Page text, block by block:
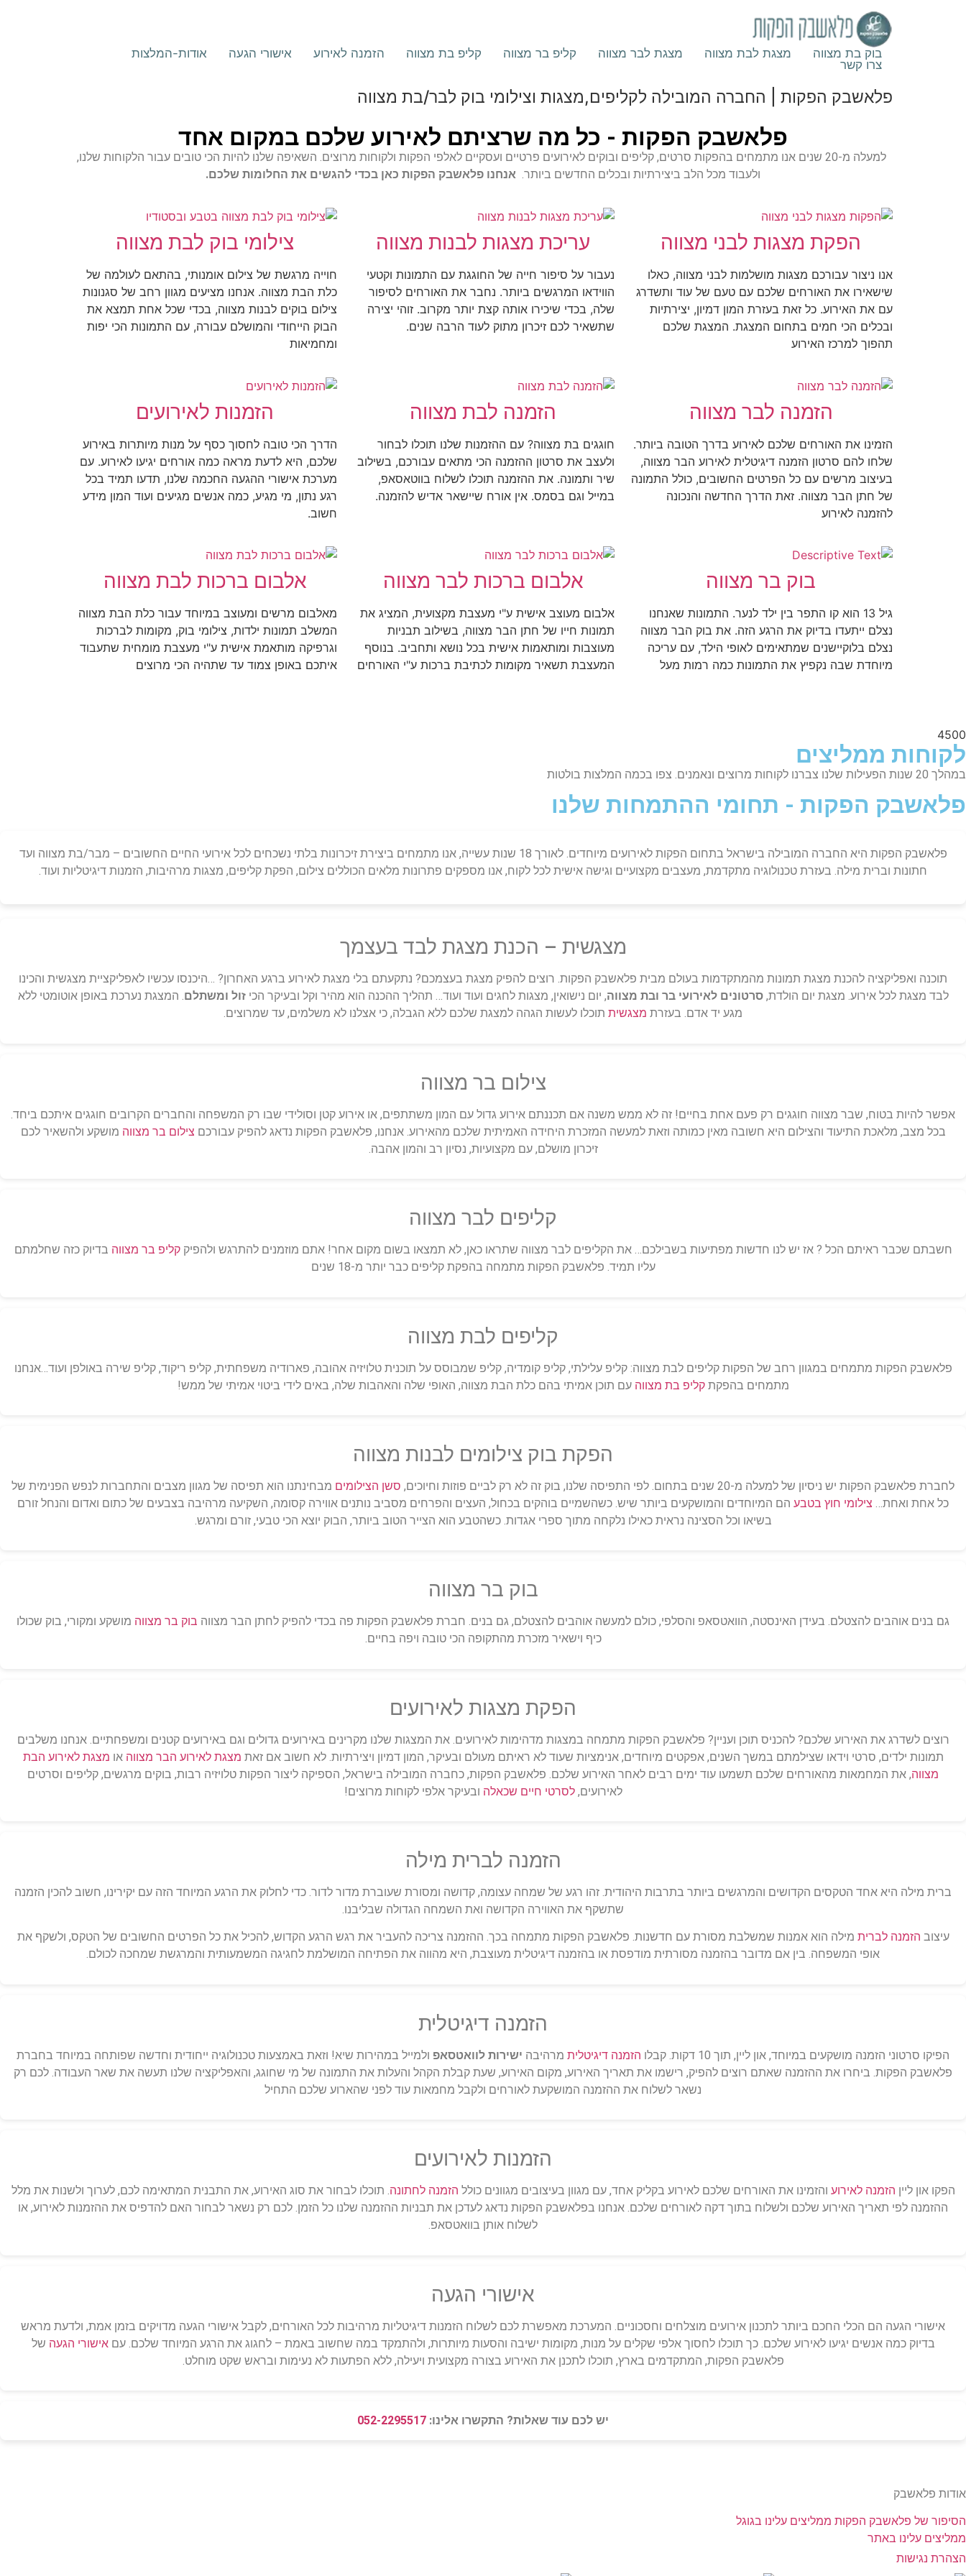
בוק בת מצווה מצגת לבת מצווה מצגת לבר מצווה קליפ בר מצווה קליפ בת מצווה הזמנה לאירוע אישורי הגעה
אודות-המלצות
צרו קשר
פלאשבק הפקות | החברה המובילה לקליפים,מצגות וצילומי בוק לבר/בת מצווה
פלאשבק הפקות - כל מה שרציתם לאירוע שלכם במקום אחד
למעלה מ-20 שנים אנו מתמחים בהפקות סרטים, קליפים ובוקים לאירועים פרטיים ועסקיים לאלפי הפקות ולקוחות מרוצים. השאיפה שלנו להיות הכי טובים עבור הלקוחות שלנו,
ולעבוד מכל הלב ביצירתיות ובכלים החדשים ביותר. אנחנו פלאשבק הפקות כאן בכדי להגשים את החלומות שלכם.
הפקת מצגות לבני מצווה
אנו ניצור עבורכם מצגות מושלמות לבני מצווה, כאלו
שישאירו את האורחים שלכם עם טעם של עוד ותשדרג
עם את האירוע. כל זאת בעזרת המון דמיון, יצירתיות
ובכלים הכי חמים בתחום המצגת. המצגת שלכם
תהפוך למרכז האירוע
עריכת מצגות לבנות מצווה
נעבור על סיפור חייה של החוגגת עם התמונות וקטעי
הווידאו המרגשים ביותר. נחבר את האורחים לסיפור
שלה, בכדי שיכירו אותה קצת יותר מקרוב. זוהי יצירה
שתשאיר לכם זיכרון מתוק לעוד הרבה שנים.
צילומי בוק לבת מצווה
חוייה מרגשת של צילום אומנותי, בהתאם לעולמה של
כלת הבת מצווה. אנחנו מציעים מגוון רחב של סגנונות
צילום בוקים לבנות מצווה, בכדי שכל אחת תמצא את
הבוק הייחודי והמושלם עבורה, עם התמונות הכי יפות
ומחמיאות
הזמנה לבר מצווה
הזמינו את האורחים שלכם לאירוע בדרך הטובה ביותר.
שלחו להם סרטון הזמנה דיגיטלית לאירוע הבר מצווה,
בעיצוב מרשים עם כל הפרטים החשובים, כולל התמונה
של חתן הבר מצווה. זאת הדרך החדשה והנכונה
להזמנה לאירוע
הזמנה לבת מצווה
חוגגים בת מצווה? עם ההזמנות שלנו תוכלו לבחור
ולעצב את סרטון ההזמנה הכי מתאים עבורכם, בשילוב
שיר ותמונה. את ההזמנה תוכלו לשלוח בווטאסאפ,
במייל וגם בסמס. אין אורח שיישאר אדיש להזמנה.
הזמנות לאירועים
הדרך הכי טובה לחסוך כסף על מנות מיותרות באירוע
שלכם, היא לדעת מראה כמה אורחים יגיעו לאירוע. עם
מערכת אישורי ההגעה החכמה שלנו, תדעו תמיד בכל
רגע נתון, מי מגיע, כמה אנשים מגיעים ועוד המון מידע
חשוב.
בוק בר מצווה
גיל 13 הוא קו התפר בין ילד לנער. התמונות שאנחנו
נצלם ייתעדו בדיוק את הרגע הזה. את בוק הבר מצווה
נצלם בלוקיישנים שמתאימים לאופי הילד, עם עריכה
מיוחדת שבה נקפיץ את התמונות כמה רמות מעל
אלבום ברכות לבר מצווה
אלבום מעוצב אישית ע"י מעצבת מקצועית, המציג את
תמונות חייו של חתן הבר מצווה, בשילוב תבניות
מעוצבות ומותאמות אישית בכל נושא ותחביב. בנוסף
המעצבת תשאיר מקומות לכתיבת ברכות ע"י האורחים
אלבום ברכות לבת מצווה
מאלבום מרשים ומעוצב במיוחד עבור כלת הבת מצווה
המשלב תמונות ילדות, צילומי בוק, מקומות לברכות
וגרפיקה מותאמת אישית ע"י מעצבת מומחית שתעבוד
איתכם באופן צמוד עד שתהיה הכי מרוצים
4500
לקוחות ממליצים
במהלך 20 שנות הפעילות שלנו צברנו לקוחות מרוצים ונאמנים. צפו בכמה המלצות בולטות
פלאשבק הפקות - תחומי ההתמחות שלנו
פלאשבק הפקות היא החברה המובילה בישראל בתחום הפקות לאירועים מיוחדים. לאורך 18 שנות עשייה, אנו מתמחים ביצירת זיכרונות בלתי נשכחים לכל אירועי החיים החשובים – מבר/בת מצווה ועד
חתונות וברית מילה. בעזרת טכנולוגיה מתקדמת, מעצבים מקצועיים וגישה אישית לכל לקוח, אנו מספקים פתרונות מלאים הכוללים צילום, הפקת קליפים, מצגות מרהיבות, הזמנות דיגיטליות ועוד.
מצגשית – הכנת מצגת לבד בעצמך
תוכנה ואפליקציה להכנת מצגת תמונות מהמתקדמות בעולם מבית פלאשבק הפקות. רוצים להפיק מצגת בעצמכם? נתקעתם בלי מצגת לאירוע ברגע האחרון? …היכנסו עכשיו לאפליקציית מצגשית והכינו
לבד מצגת לכל אירוע. מצגת יום הולדת,סרטונים לאירועי בר ובת מצווה, יום נישואין, מצגות לחגים ועוד ועוד… תהליך ההכנה הוא מהיר וקל ובעיקר הכיזול ומשתלם. המצגת נערכת באופן אוטומטי ללא
מגע יד אדם. בעזרת מצגשית תוכלו לעשות הגהה למצגת שלכם ללא הגבלה, כי אצלנו לא משלמים, עד שמרוצים.
צילום בר מצווה
אפשר להיות בטוח, שבר מצווה חוגגים רק פעם אחת בחיים! זה לא ממש משנה אם תכננתם אירוע גדול עם המון משתתפים, או אירוע קטן וסולידי שבו רק המשפחה והחברים הקרובים חוגגים איתכם ביחד.
בכל מצב, מלאכת התיעוד והצילום היא חשובה מאין כמותה וזאת למעשה המזכרת היחידה האמיתית שלכם מהאירוע. אנחנו, פלאשבק הפקות נדאג להפיק עבורכם צילום בר מצווה מושקע ולהשאיר לכם
זיכרון מושלם, עם מקצועיות, נסיון רב והמון אהבה.
קליפים לבר מצווה
חשבתם שכבר ראיתם הכל ? אז יש לנו חדשות מפתיעות בשבילכם… את הקליפים לבר מצווה שתראו כאן, לא תמצאו בשום מקום אחר! אתם מוזמנים להתרגש ולהפיקקליפ בר מצווה בדיוק כזה שחלמתם
עליו תמיד. פלאשבק הפקות מתמחה בהפקת קליפים כבר יותר מ-18 שנים
קליפים לבת מצווה
פלאשבק הפקות מתמחים במגוון רחב של הפקות קליפים לבת מצווה: קליפ עלילתי, קליפ קומדיה, קליפ שמבוסס על תוכנית טלויזיה אהובה, פארודיה משפחתית, קליפ ריקוד, קליפ שירה באולפן ועוד…אנחנו
מתמחים בהפקתקליפ בת מצווה עם תוכן אמיתי בהם כלת הבת מצווה, האופי שלה והאהבות שלה, באים לידי ביטוי אמיתי של ממש!
הפקת בוק צילומים לבנות מצווה
לחברת פלאשבק הפקות יש ניסיון של למעלה מ-20 שנים בתחום. לפי התפיסה שלנו, בוק זה לא רק לביים פוזות וחיוכים, סשן הצילומים מבחינתנו הוא תפיסה של מגוון מצבים והתחברות לנפש הפנימית של
כל אחת ואחת… צילומי חוץ בטבע הם המיוחדים והמושקעים ביותר שיש. כשהשמיים בוהקים בכחול, העצים והפרחים מסביב נותנים אווירה קסומה, השקיעה מרהיבה בצבעים של כתום ואדום והנחל זורם
בשיאו וכל הסצינה נראית כאילו נלקחה מתוך ספרי אגדות. כשהטבע הוא הצייר הטוב ביותר, הבוק יוצא הכי טבעי, זורם ומרגש.
בוק בר מצווה
גם בנים אוהבים להצטלם. בעידן האינסטה, הוואטסאפ והסלפי, כולם למעשה אוהבים להצטלם, גם בנים. חברת פלאשבק הפקות פה בכדי להפיק לחתן הבר מצווה בוק בר מצווה מושקע ומקורי, בוק שכולו
כיף וישאיר מזכרת מהתקופה הכי טובה ויפה בחיים.
הפקת מצגות לאירועים
רוצים לשדרג את האירוע שלכם? להכניס תוכן ועניין? פלאשבק הפקות מתמחה במצגות מדהימות לאירועים. את המצגות שלנו מקרינים באירועים גדולים וגם באירועים קטנים ומשפחתיים. אנחנו משלבים
תמונות ילדים, סרטי וידאו שצילמתם במשך השנים, אפקטים מיוחדים, אנימציות שעוד לא ראיתם מעולם ובעיקר, המון דמיון ויצירתיות. לא חשוב אם זאת מצגת לאירוע הבר מצווה או מצגת לאירוע הבת
מצווה, את המחמאות מהאורחים שלכם תשמעו עוד ימים רבים לאחר האירוע שלכם. פלאשבק הפקות, כחברה המובילה בישראל, הספיקה ליצור הפקות טלויזיה רבות, בוקים מרגשים, קליפים וסרטים
לאירועים,לסרטי חיים שכאלה ובעיקר אלפי לקוחות מרוצים!
הזמנה לברית מילה
ברית מילה היא אחד הטקסים הקדושים והמרגשים ביותר בתרבות היהודית. זהו רגע של שמחה עצומה, קדושה ומסורת שעוברת מדור לדור. כדי לחלוק את הרגע המיוחד הזה עם יקירינו, חשוב להכין הזמנה
שתשקף את האווירה הקדושה ואת השמחה הגדולה שבליבנו.
עיצוב הזמנה לברית מילה הוא אמנות שמשלבת מסורת עם חדשנות. פלאשבק הפקות מתמחה בכך. ההזמנה צריכה להעביר את רגש הרגע הקדוש, להכיל את כל הפרטים החשובים של הטקס, ולשקף את
אופי המשפחה. בין אם מדובר בהזמנה מסורתית מודפסת או בהזמנה דיגיטלית מעוצבת, היא מהווה את הפתיחה המושלמת לחגיגה המשמעותית והמרגשת שמחכה לכולם.
הזמנה דיגיטלית
הפיקו סרטוני הזמנה מושקעים במיוחד, און ליין, תוך 10 דקות. קבלו הזמנה דיגיטלית מרהיבה ישירות לוואטסאפ ולמייל במהירות שיא! וזאת באמצעות טכנולוגיה ייחודית וחדשה שפותחה במיוחד בחברת
פלאשבק הפקות. ביחרו את ההזמנה שאתם רוצים להפיק, רישמו את תאריך האירוע, מקום האירוע, שעת קבלת הקהל והעלות את התמונה של מי שחוגג, והאפליקציה שלנו תעשה את שאר העבודה. לכם רק
נשאר לשלוח את ההזמנה המושקעת לאורחים ולקבל מחמאות עוד לפני שהארוע שלכם התחיל
הזמנות לאירועים
הפקו און ליין הזמנה לאירוע והזמינו את האורחים שלכם לאירוע בקליק אחד, עם מגוון בעיצובים מגוונים כולל הזמנה לחתונה. תוכלו לבחור את סוג האירוע, את התבנית המתאימה לכם, לערוך ולשנות את מלל
ההזמנה לפי תאריך האירוע שלכם ולשלוח בתוך דקה לאורחים שלכם. אנחנו בפלאשבק הפקות נדאג לעדכן את תבניות ההזמנה שלנו כל הזמן. לכם רק נשאר לבחור האם להדפיס את ההזמנות לאירוע, או
לשלוח אותן בוואטסאפ.
אישורי הגעה
אישורי הגעה הם הכלי החכם ביותר לתכנון אירועים מוצלחים וחסכוניים. המערכת מאפשרת לכם לשלוח הזמנות דיגיטליות מרהיבות לכל האורחים, לקבל אישורי הגעה מדויקים בזמן אמת, ולדעת מראש
בדיוק כמה אנשים יגיעו לאירוע שלכם. כך תוכלו לחסוך אלפי שקלים על מנות, מקומות ישיבה והסעות מיותרות, ולהתמקד במה שחשוב באמת – לחגוג את הרגע המיוחד שלכם. עםאישורי הגעה של
פלאשבק הפקות, המתקדמים בארץ, תוכלו לתכנן את האירוע בצורה מקצועית ויעילה, ללא הפתעות לא נעימות ובראש שקט מוחלט.
יש לכם עוד שאלות? התקשרו אלינו: 052-2295517
אודות פלאשבק
הסיפור של פלאשבק הפקות ממליצים עלינו בגוגל
ממליצים עלינו באתר
הצהרת נגישות